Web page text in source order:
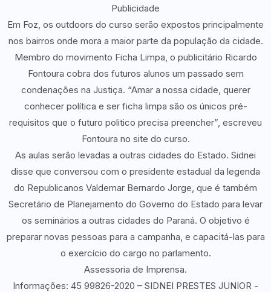
Publicidade
Em Foz, os outdoors do curso serão expostos principalmente
nos bairros onde mora a maior parte da população da cidade.
Membro do movimento Ficha Limpa, o publicitário Ricardo
Fontoura cobra dos futuros alunos um passado sem
condenações na Justiça. “Amar a nossa cidade, querer
conhecer política e ser ficha limpa são os únicos pré-
requisitos que o futuro politico precisa preencher”, escreveu
Fontoura no site do curso.
As aulas serão levadas a outras cidades do Estado. Sidnei
disse que conversou com o presidente estadual da legenda
do Republicanos Valdemar Bernardo Jorge, que é também
Secretário de Planejamento do Governo do Estado para levar
os seminários a outras cidades do Paraná. O objetivo é
preparar novas pessoas para a campanha, e capacitá-las para
o exercício do cargo no parlamento.
Assessoria de Imprensa.
Informações: 45 99826-2020 – SIDNEI PRESTES JUNIOR -